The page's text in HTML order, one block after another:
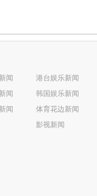
闻
港台娱乐新闻
闻
韩国娱乐新闻
闻
体育花边新闻
影视新闻